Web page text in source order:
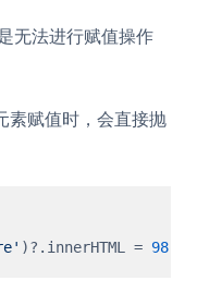
无法进行赋值操作
素赋值时，会直接抛
)?. innerHTML = 98